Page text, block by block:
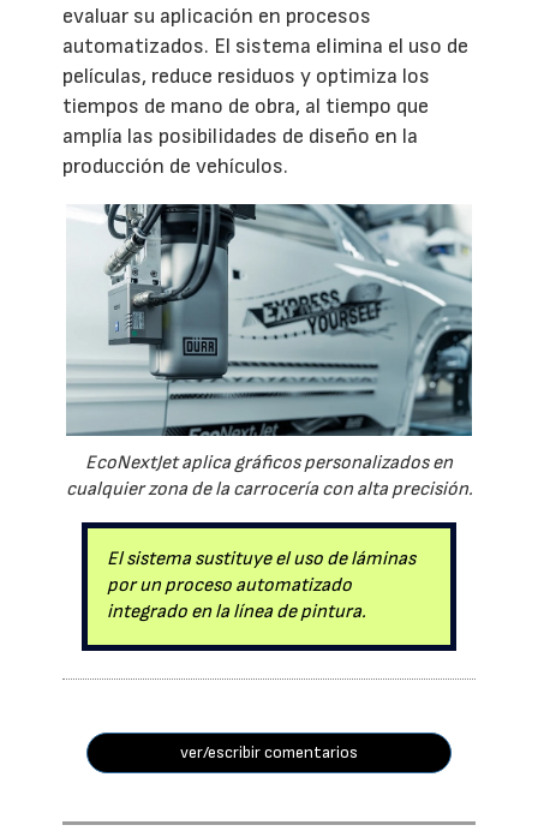
evaluar su aplicación en procesos
automatizados. El sistema elimina el uso de
películas, reduce residuos y optimiza los
tiempos de mano de obra, al tiempo que
amplía las posibilidades de diseño en la
producción de vehículos.
EcoNextJet aplica gráficos personalizados en
cualquier zona de la carrocería con alta precisión.
El sistema sustituye el uso de láminas
por un proceso automatizado
integrado en la línea de pintura.
ver/escribir comentarios